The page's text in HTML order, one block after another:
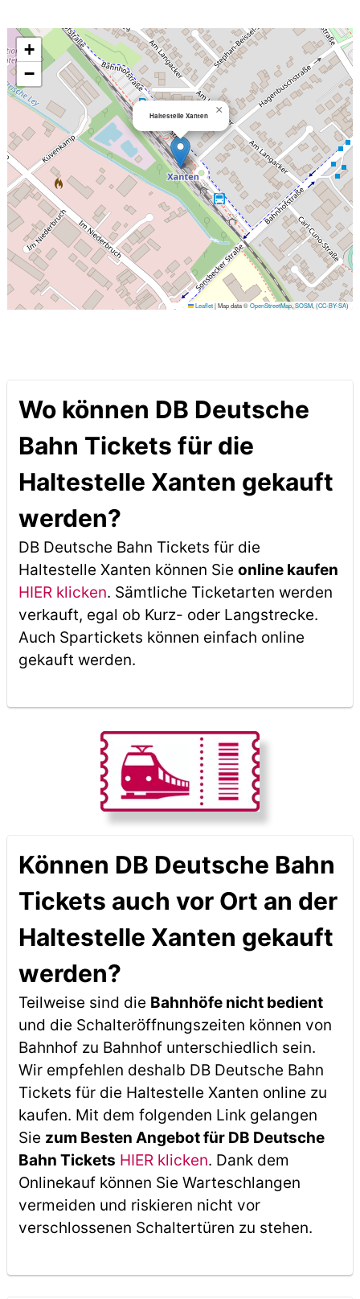
Haltestelle Xanten ×
+
−
Leaflet|Map data ©OpenStreetMap,SOSM , (CC-BY-SA)
Wo können DB Deutsche
Bahn Tickets für die
Haltestelle Xanten gekauft
werden?
DB Deutsche Bahn Tickets für die
Haltestelle Xanten können Sie online kaufen
HIER klicken. Sämtliche Ticketarten werden
verkauft, egal ob Kurz- oder Langstrecke.
Auch Spartickets können einfach online
gekauft werden.
Können DB Deutsche Bahn
Tickets auch vor Ort an der
Haltestelle Xanten gekauft
werden?
Teilweise sind die Bahnhöfe nicht bedient
und die Schalteröffnungszeiten können von
Bahnhof zu Bahnhof unterschiedlich sein.
Wir empfehlen deshalb DB Deutsche Bahn
Tickets für die Haltestelle Xanten online zu
kaufen. Mit dem folgenden Link gelangen
Sie zum Besten Angebot für DB Deutsche
Bahn Tickets HIER klicken. Dank dem
Onlinekauf können Sie Warteschlangen
vermeiden und riskieren nicht vor
verschlossenen Schaltertüren zu stehen.